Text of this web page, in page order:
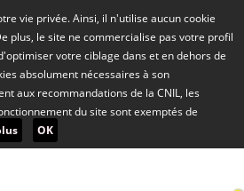
vie privée. Ainsi, il n'utilise aucun cookie
plus, le site ne commercialise pas votre profil
votre ciblage dans et en dehors de
absolument nécessaires à son
aux recommandations de la CNIL, les
du site sont exemptés de
OK